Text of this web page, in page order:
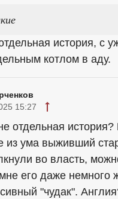
история, с
котлом в аду.
15:27
отдельная история?
из ума выживший
во власть,
его даже немного
"чудак".